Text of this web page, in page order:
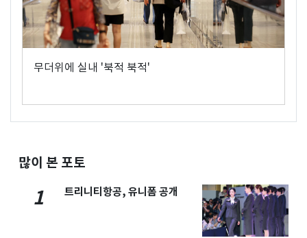
무더위에 실내 '북적 북적'
많이 본 포토
1 트리니티항공, 유니폼 공개